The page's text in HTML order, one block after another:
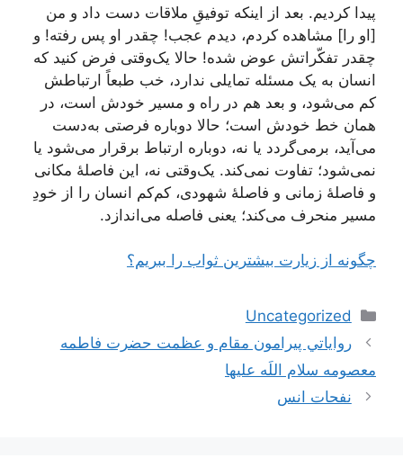
پیدا کردیم. بعد از اینکه توفیقِ ملاقات دست داد و من
[او را] مشاهده کردم، دیدم عجب! چقدر او پس رفته! و
چقدر تفکّراتش عوض شده! حالا یک‌وقتی فرض کنید که
انسان به یک مسئله تمایلی ندارد، خب طبعاً ارتباطش
کم می‌شود، و بعد هم در راه و مسیر خودش است، در
همان خط خودش است؛ حالا دوباره فرصتی به‌دست
می‌آید، برمی‌گردد یا نه، دوباره ارتباط برقرار می‌شود یا
نمی‌شود؛ تفاوت نمی‌کند. یک‌وقتی نه، این فاصلۀ مکانی
و فاصلۀ زمانی و فاصلۀ شهودی، کم‌کم انسان را از خودِ
مسیر منحرف می‌کند؛ یعنی فاصله می‌اندازد.
چگونه از زیارت بیشترین ثواب را ببریم؟
دسته‌ها
Uncategorized
ناوبریرواياتي پيرامون مقام و عظمت حضرت فاطمه
معصومه سلام اللَه عليها
نفحات انس